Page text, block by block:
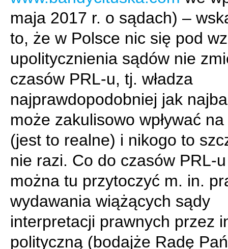
maja 2017 r. o sądach) –
to, że w Polsce nic się pod
upolitycznienia sądów nie
czasów PRL-u, tj. władza
najprawdopodobniej jak
może zakulisowo wpływać
(jest to realne) i nikogo to
nie razi. Co do czasów PRL-
można tu przytoczyć m. in.
wydawania wiążących sądy
interpretacji prawnych przez
polityczną (bodajże Radę